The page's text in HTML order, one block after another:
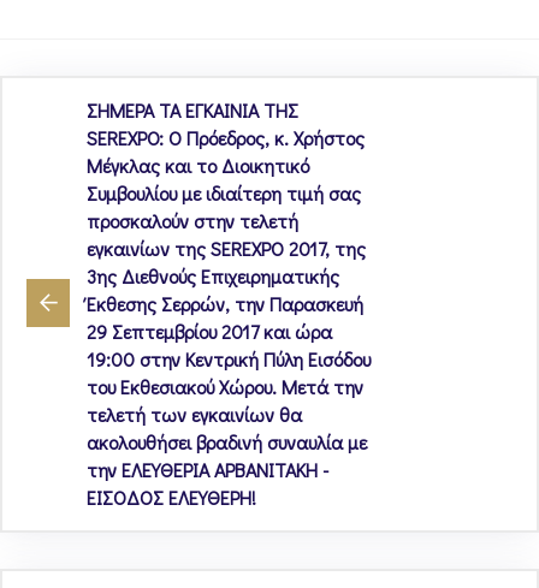
ΣΗΜΕΡΑ ΤΑ ΕΓΚΑΙΝΙΑ ΤΗΣ
SEREXPO: Ο Πρόεδρος, κ. Χρήστος
Μέγκλας και το Διοικητικό
Συμβουλίου με ιδιαίτερη τιμή σας
προσκαλούν στην τελετή
εγκαινίων της SEREXPO 2017, της
3ης Διεθνούς Επιχειρηματικής
Έκθεσης Σερρών, την Παρασκευή
29 Σεπτεμβρίου 2017 και ώρα
19:00 στην Κεντρική Πύλη Εισόδου
του Εκθεσιακού Χώρου. Μετά την
τελετή των εγκαινίων θα
ακολουθήσει βραδινή συναυλία με
την ΕΛΕΥΘΕΡΙΑ ΑΡΒΑΝΙΤΑΚΗ -
ΕΙΣΟΔΟΣ ΕΛΕΥΘΕΡΗ!